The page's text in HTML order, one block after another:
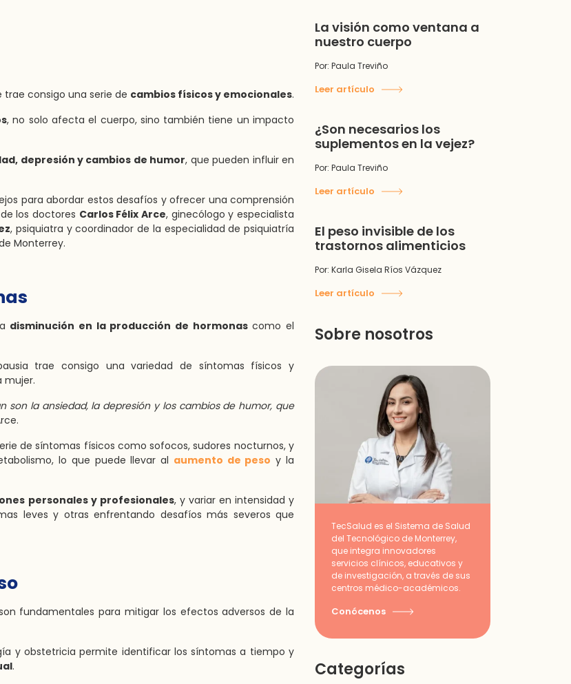
consigo una serie de cambios físicos y emocionales.
, no solo afecta el cuerpo, sino también tiene un impacto
depresión y cambios de humor, que pueden influir en
para abordar estos desafíos y ofrecer una comprensión
los doctores Carlos Félix Arce, ginecólogo y especialista
, psiquiatra y coordinador de la especialidad de psiquiatría
Monterrey.
disminución en la producción de hormonascomo el
trae consigo una variedad de síntomas físicos y
mujer.
son la ansiedad, la depresión y los cambios de humor, que
de síntomas físicos como sofocos, sudores nocturnos, y
lo que puede llevar al aumento de peso y la
personales y profesionales, y variar en intensidad y
leves y otras enfrentando desafíos más severos que
fundamentales para mitigar los efectos adversos de la
y obstetricia permite identificar los síntomas a tiempo y
.
La visión como ventana a
nuestro cuerpo
Por: Paula Treviño
Leer artículo
¿Son necesarios los
suplementos en la vejez?
Por: Paula Treviño
Leer artículo
El peso invisible de los
trastornos alimenticios
Por: Karla Gisela Ríos Vázquez
Leer artículo
Sobre nosotros
TecSalud es el Sistema de Salud
del Tecnológico de Monterrey,
que integra innovadores
servicios clínicos, educativos y
de investigación, a través de sus
centros médico-académicos.
Conócenos
Categorías